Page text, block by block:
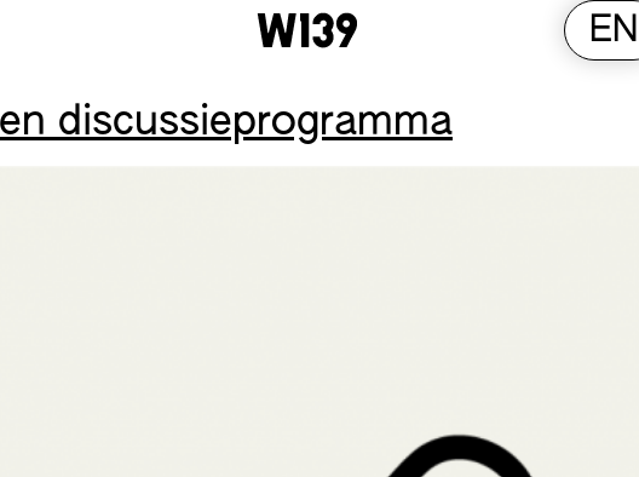
EN
discussieprogramma